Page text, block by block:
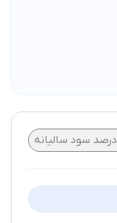
درصد سود سالیانه